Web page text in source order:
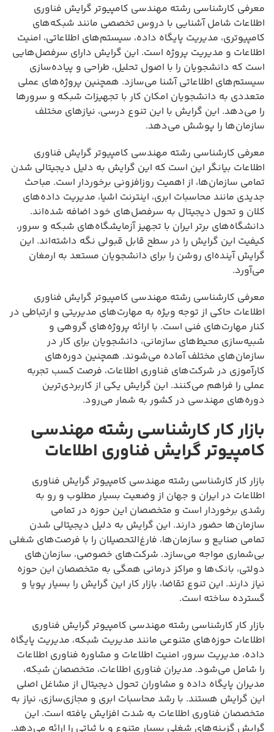
معرفی کارشناسی رشته مهندسی کامپیوتر گرایش فناوری
اطلاعات شامل آشنایی با دروس تخصصی مانند شبکه‌های
کامپیوتری، مدیریت پایگاه داده، سیستم‌های اطلاعاتی، امنیت
اطلاعات و مدیریت پروژه است. این گرایش دارای سرفصل‌هایی
است که دانشجویان را با اصول تحلیل، طراحی و پیاده‌سازی
سیستم‌های اطلاعاتی آشنا می‌سازد. همچنین پروژه‌های عملی
متعددی به دانشجویان امکان کار با تجهیزات شبکه و سرورها
را می‌دهد. این گرایش با این تنوع درسی، نیازهای مختلف
سازمان‌ها را پوشش می‌دهد.
معرفی کارشناسی رشته مهندسی کامپیوتر گرایش فناوری
اطلاعات بیانگر این است که این گرایش به دلیل دیجیتالی شدن
تمامی سازمان‌ها، از اهمیت روزافزونی برخوردار است. مباحث
جدیدی مانند محاسبات ابری، اینترنت اشیا، مدیریت داده‌های
کلان و تحول دیجیتال به سرفصل‌های خود اضافه شده‌اند.
دانشگاه‌های برتر ایران با تجهیز آزمایشگاه‌های شبکه و سرور،
کیفیت این گرایش را در سطح قابل قبولی نگه داشته‌اند. این
گرایش آینده‌ای روشن را برای دانشجویان مستعد به ارمغان
می‌آورد.
معرفی کارشناسی رشته مهندسی کامپیوتر گرایش فناوری
اطلاعات حاکی از توجه ویژه به مهارت‌های مدیریتی و ارتباطی در
کنار مهارت‌های فنی است. با ارائه پروژه‌های گروهی و
شبیه‌سازی محیط‌های سازمانی، دانشجویان برای کار در
سازمان‌های مختلف آماده می‌شوند. همچنین دوره‌های
کارآموزی در شرکت‌های فناوری اطلاعات، فرصت کسب تجربه
عملی را فراهم می‌کنند. این گرایش یکی از کاربردی‌ترین
دوره‌های مهندسی در کشور به شمار می‌رود.
بازار کار کارشناسی رشته مهندسی
کامپیوتر گرایش فناوری اطلاعات
بازار کار کارشناسی رشته مهندسی کامپیوتر گرایش فناوری
اطلاعات در ایران و جهان از وضعیت بسیار مطلوب و رو به
رشدی برخوردار است و متخصصان این حوزه در تمامی
سازمان‌ها حضور دارند. این گرایش به دلیل دیجیتالی شدن
تمامی صنایع و سازمان‌ها، فارغ‌التحصیلان را با فرصت‌های شغلی
بی‌شماری مواجه می‌سازد. شرکت‌های خصوصی، سازمان‌های
دولتی، بانک‌ها و مراکز درمانی همگی به متخصصان این حوزه
نیاز دارند. این تنوع تقاضا، بازار کار این گرایش را بسیار پویا و
گسترده ساخته است.
بازار کار کارشناسی رشته مهندسی کامپیوتر گرایش فناوری
اطلاعات حوزه‌های متنوعی مانند مدیریت شبکه، مدیریت پایگاه
داده، مدیریت سرور، امنیت اطلاعات و مشاوره فناوری اطلاعات
را شامل می‌شود. مدیران فناوری اطلاعات، متخصصان شبکه،
مدیران پایگاه داده و مشاوران تحول دیجیتال از مشاغل اصلی
این گرایش هستند. با رشد محاسبات ابری و مجازی‌سازی، نیاز به
متخصصان فناوری اطلاعات به شدت افزایش یافته است. این
گرایش گزینه‌های شغلی بسیار متنوع و با ثباتی را ارائه می‌دهد.